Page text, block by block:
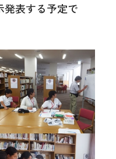
発表する予定で